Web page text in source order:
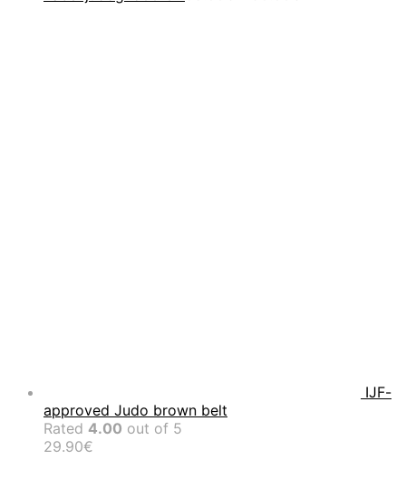
IJF-
approved Judo brown belt
Rated 4.00 out of 5
29.90€